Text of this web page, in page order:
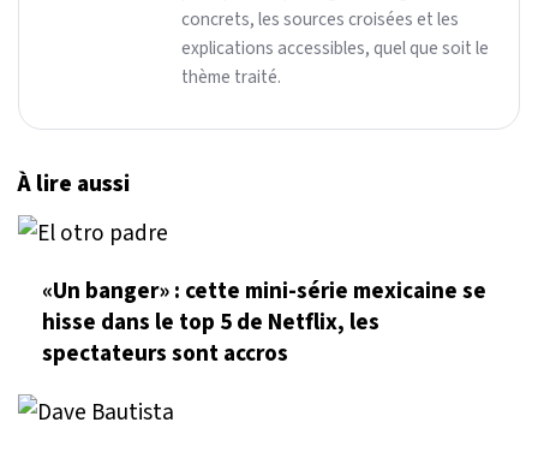
concrets, les sources croisées et les
explications accessibles, quel que soit le
thème traité.
À lire aussi
«Un banger» : cette mini-série mexicaine se
hisse dans le top 5 de Netflix, les
spectateurs sont accros